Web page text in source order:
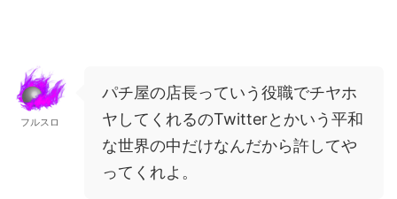
フルスロ
パチ屋の店長っていう役職でチヤホ
ヤしてくれるのTwitterとかいう平和
な世界の中だけなんだから許してや
ってくれよ。